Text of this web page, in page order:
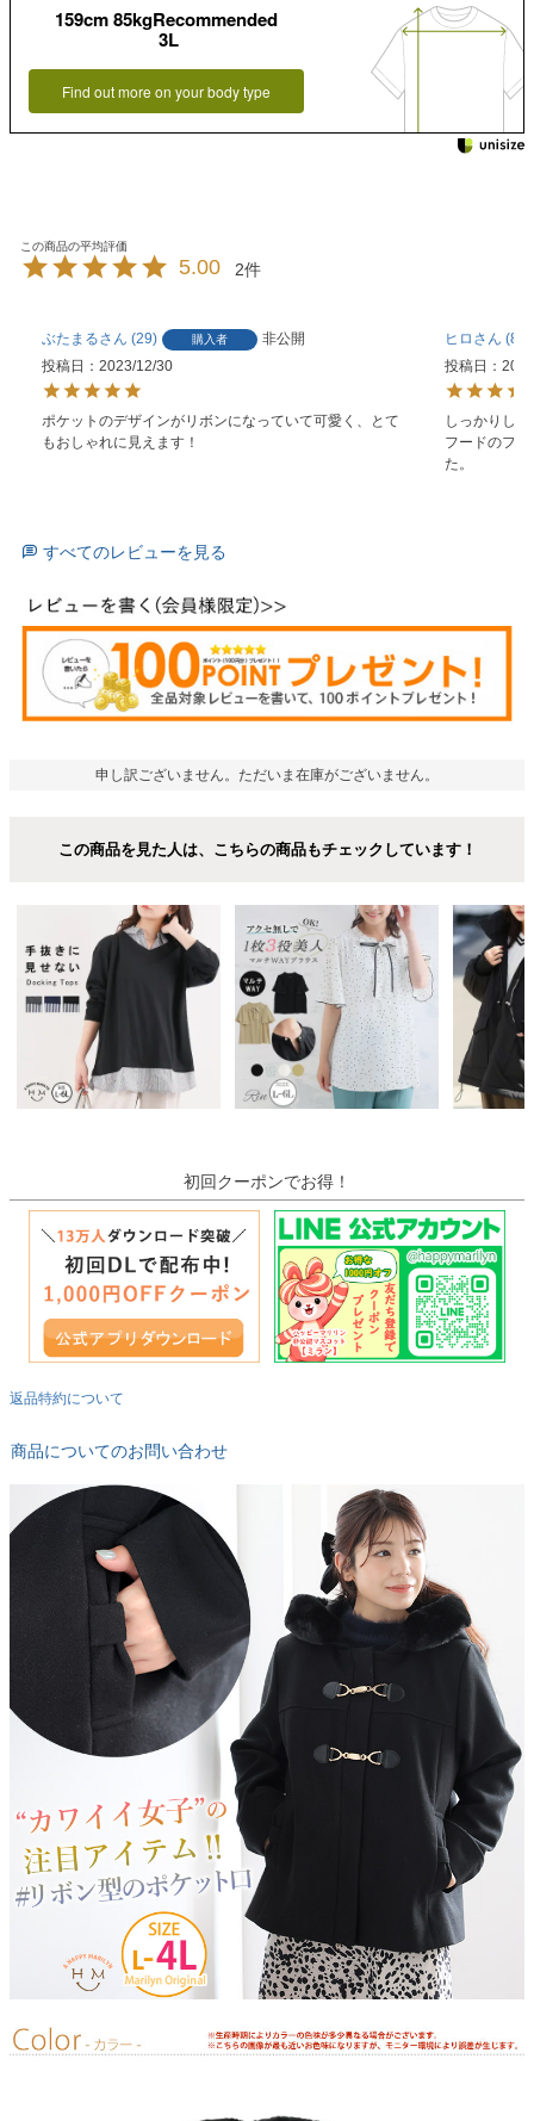
159cm 85kgRecommended
3L
Find out more on your body type
5.00 2
ぶたまる 29 購入者
非公開
投稿日
2023/12/30
ポケットのデザインがリボンになっていて可愛く、とて
ヒロ
8
投稿日
しっかりし
フードのフ
た。
すべてのレビューを見る
申し訳ございません。ただいま在庫がございません。
この商品を見た人は、こちらの商品もチェックしています！
初回クーポンでお得！
返品特約について
商品についてのお問い合わせ